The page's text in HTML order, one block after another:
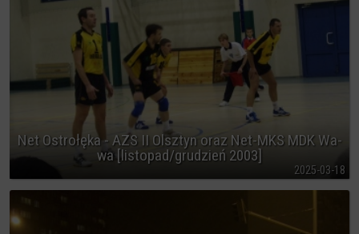
Net Ostrołęka - AZS II Olsztyn oraz Net-MKS MDK Wa-
wa [listopad/grudzień 2003]
2025-03-18